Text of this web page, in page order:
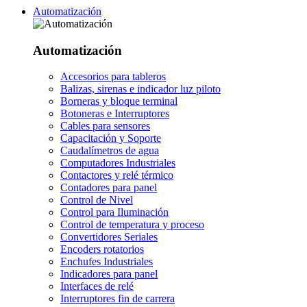
Automatización
Automatización
Accesorios para tableros
Balizas, sirenas e indicador luz piloto
Borneras y bloque terminal
Botoneras e Interruptores
Cables para sensores
Capacitación y Soporte
Caudalímetros de agua
Computadores Industriales
Contactores y relé térmico
Contadores para panel
Control de Nivel
Control para Iluminación
Control de temperatura y proceso
Convertidores Seriales
Encoders rotatorios
Enchufes Industriales
Indicadores para panel
Interfaces de relé
Interruptores fin de carrera